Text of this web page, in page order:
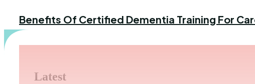
Benefits Of Certified Dementia Training For
AUGUST 18, 2025
Latest